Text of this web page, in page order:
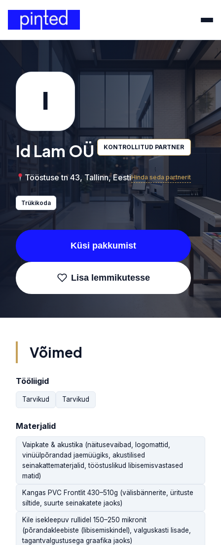
I
Id Lam OÜ KONTROLLITUD PARTNER
Tööstuse tn 43, Tallinn, EestiHinda seda partnerit
Trükikoda
Küsi pakkumist
Lisa lemmikutesse
Võimed
Tööliigid
Tarvikud Tarvikud
Materjalid
Vaipkate & akustika (näitusevaibad, logomattid,
vinüülpõrandad jaemüügiks, akustilised
seinakattematerjalid, tööstuslikud libisemisvastased
matid)
Kangas PVC Frontlit 430–510g (välisbännerite, ürituste
siltide, suurte seinakatete jaoks)
Kile isekleepuv rullidel 150–250 mikronit
(põrandakleebiste (libisemiskindel), valguskasti lisade,
tagantvalgustusega graafika jaoks)